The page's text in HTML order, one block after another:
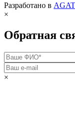
Разработано в
×
Обратная
×